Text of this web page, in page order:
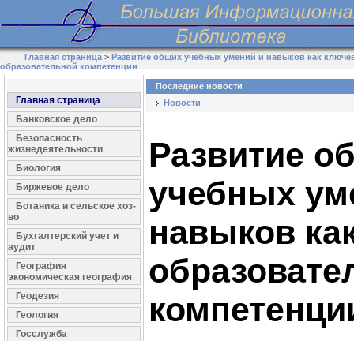
Главная страница >Развитие общих учебных умений и навыков как
образовательной компетенции
Главная страница
Банковское дело
Безопасность
жизнедеятельности
Биология
Биржевое дело
Ботаника и сельское хоз-
во
Бухгалтерский учет и
аудит
География
экономическая география
Геодезия
Геология
Госслужба
Последние новости
Новости
Развитие
учебных
навыков